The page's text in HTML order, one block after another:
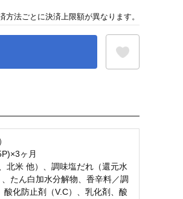
ヶ月
北米 他）、調味塩だれ（還元水
たん白加水分解物、香辛料／調
化防止剤（V.C）、乳化剤、酸
方法ごとに決済上限額が異なります。